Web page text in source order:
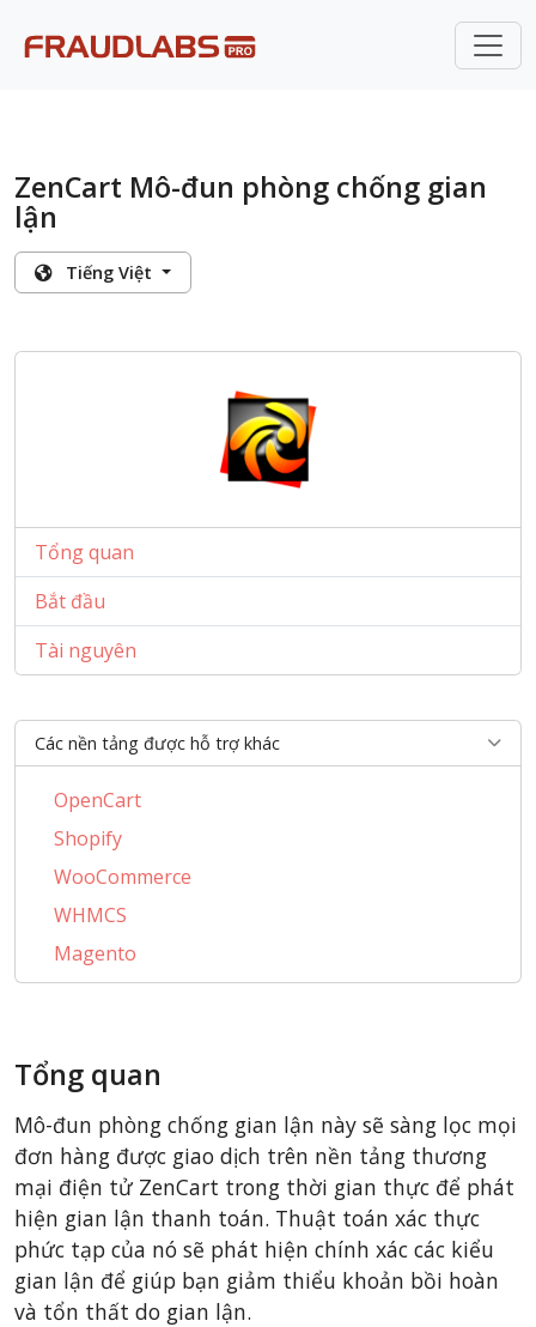
ZenCart Mô-đun phòng chống gian
lận
Tiếng Việt
Tổng quan
Bắt đầu
Tài nguyên
Các nền tảng được hỗ trợ khác
OpenCart
Shopify
WooCommerce
WHMCS
Magento
PrestaShop
AbanteCart
LiteCart
ZenCart
PinnacleCart
FoxyCart
Easy Digital Downloads
Tổng quan
Mô-đun phòng chống gian lận này sẽ sàng lọc mọi
đơn hàng được giao dịch trên nền tảng thương
mại điện tử ZenCart trong thời gian thực để phát
hiện gian lận thanh toán. Thuật toán xác thực
phức tạp của nó sẽ phát hiện chính xác các kiểu
gian lận để giúp bạn giảm thiểu khoản bồi hoàn
và tổn thất do gian lận.